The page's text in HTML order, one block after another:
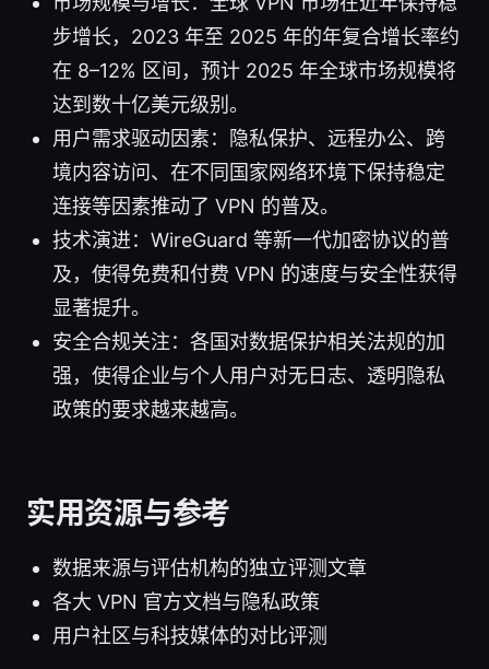
步增长，2023 年至 2025 年的年复合增长率约
在 8–12% 区间，预计 2025 年全球市场规模将
达到数十亿美元级别。
用户需求驱动因素：隐私保护、远程办公、跨
境内容访问、在不同国家网络环境下保持稳定
连接等因素推动了 VPN 的普及。
技术演进：WireGuard 等新一代加密协议的普
及，使得免费和付费 VPN 的速度与安全性获得
显著提升。
安全合规关注：各国对数据保护相关法规的加
强，使得企业与个人用户对无日志、透明隐私
政策的要求越来越高。
实用资源与参考
数据来源与评估机构的独立评测文章
各大 VPN 官方文档与隐私政策
用户社区与科技媒体的对比评测